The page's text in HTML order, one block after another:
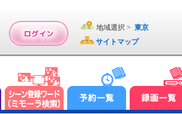
地域選択 > 東京
サイトマップ